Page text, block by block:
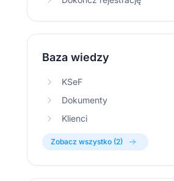
Baza wiedzy
KSeF
Dokumenty
Klienci
Zobacz wszystko (2)